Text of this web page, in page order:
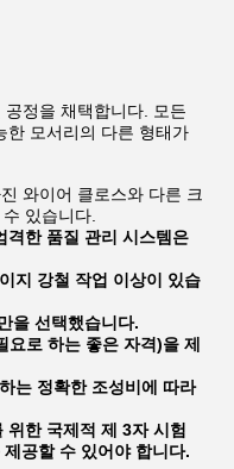
정을 채택합니다. 모든
한 모서리의 다른 형태가
와이어 클로스와 다른 크
있습니다.
격한 품질 관리 시스템은
지 강철 작업 이상이 있습
을 선택했습니다.
로 하는 좋은 자격)을 제
는 정확한 조성비에 따라
위한 국제적 제 3자 시험
공할 수 있어야 합니다.